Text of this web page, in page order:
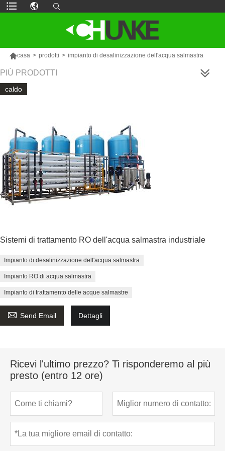
casa > prodotti > impianto di desalinizzazione dell'acqua salmastra
PIÙ PRODOTTI
caldo
Sistemi di trattamento RO dell'acqua salmastra industriale
Impianto di desalinizzazione dell'acqua salmastra
Impianto RO di acqua salmastra
Impianto di trattamento delle acque salmastre
 Send Email Dettagli
Ricevi l'ultimo prezzo? Ti risponderemo al più
presto (entro 12 ore)